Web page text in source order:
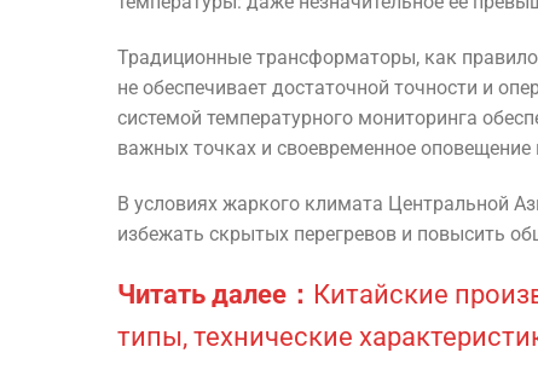
Традиционные трансформаторы, как
не обеспечивает достаточной точности и
системой температурного мониторинга
важных точках и своевременное
В условиях жаркого климата Центральной
избежать скрытых перегревов и повысить
Читать далее： Китайские
типы, технические